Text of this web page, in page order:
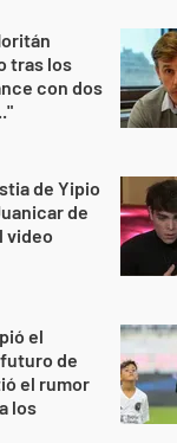
tras los
con dos
de Yipio
de
video
el
de
el rumor
los